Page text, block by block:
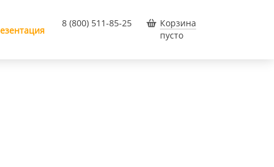
8 (800) 511-85-25
Корзина
пусто